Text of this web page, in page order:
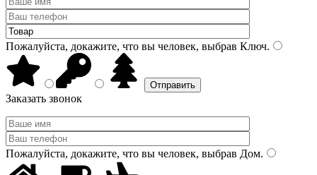
Пожалуйста, докажите, что вы человек, выбрав Ключ.
Заказать звонок
Пожалуйста, докажите, что вы человек, выбрав Дом.